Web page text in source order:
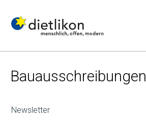
Bauausschreibungen
Newsletter